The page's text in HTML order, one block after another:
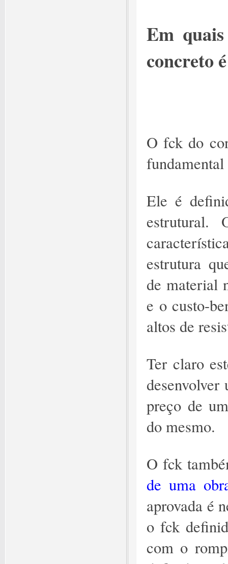
Em
concreto
O fck do
Ele é
estrutural.
estrutura
de material
e o custo-
altos de
Ter claro
preço de
do mesmo.
O fck
de uma
aprovada é
o fck
com o